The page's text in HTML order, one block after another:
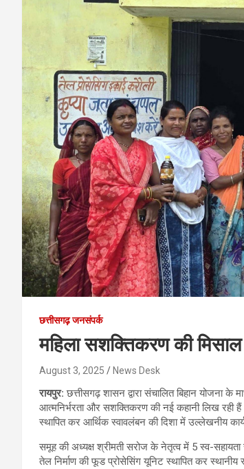
छत्तीसगढ़ जनसंपर्क
महिला सशक्तिकरण की
August 3, 2025 News Desk
रायपुर:छत्तीसगढ़ शासन द्वारा संचालित बिहान योजना
आत्मनिर्भरता और सशक्तिकरण की नई कहानी लिख रही
स्थापित कर आर्थिक स्वावलंबन की दिशा में उल्लेखनीय
समूह की अध्यक्ष श्रीमती सरोज के नेतृत्व में 5 स्व-
तेल निर्माण की फूड प्रोसेसिंग यूनिट स्थापित कर स्थानीय